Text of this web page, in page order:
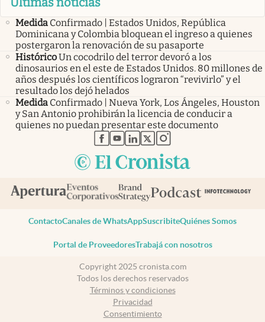
Medida Confirmado | Estados Unidos, República
Dominicana y Colombia bloquean el ingreso a quienes
postergaron la renovación de su pasaporte
HistóricoUn cocodrilo del terror devoró a los
dinosaurios en el este de Estados Unidos. 80 millones de
años después los científicos lograron “revivirlo” y el
resultado los dejó helados
Medida Confirmado | Nueva York, Los Ángeles, Houston
y San Antonio prohibirán la licencia de conducir a
quienes no puedan presentar este documento
abre en nueva pestaña
abre en nueva pestaña
abre en nueva pestaña
abre en nueva pestaña
abre en nueva pestaña
ContactoCanales de WhatsAppSuscribiteQuiénes Somos
Portal de ProveedoresTrabajá con nosotros
Copyright 2025 cronista.com
Todos los derechos reservados
Términos y condiciones
Privacidad
Consentimiento